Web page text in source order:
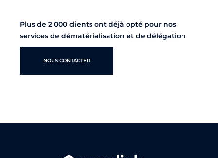
Plus de 2 000 clients ont déjà opté pour nos
services de dématérialisation et de délégation
NOUS CONTACTER